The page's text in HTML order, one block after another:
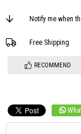
Notify me when
Free Shipping
RECOMMEND